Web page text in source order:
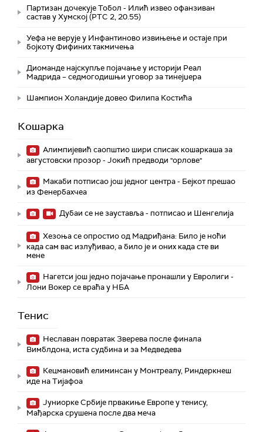
Партизан дочекује Тобол - Илић извео офанзиван
састав у Хумској (РТС 2, 20.55)
Уефа не верује у Инфантиново извињење и остаје при
бојкоту Фифиних такмичења
Диоманде најскупље појачање у историји Реал
Мадрида – седмогодишњи уговор за тинејџера
Шампион Холандије довео Филипа Костића
Кошарка
Алимпијевић саопштио шири списак кошаркаша за
августовски прозор - Јокић предводи "орлове"
Макаби потписао још једног центра - Бејкот прешао
из Фенербахчеа
Дубаи се не зауставља - потписао и Шенгелија
Хезоња се опростио од Мадриђана: Било је ноћи
када сам вас излуђивао, а било је и оних када сте ви
мене
Нагетси још једно појачање пронашли у Евролиги -
Лони Вокер се враћа у НБА
Тенис
Неславан повратак Зверева после финала
Вимблдона, иста судбина и за Медведева
Кецмановић елиминсан у Монтреалу, Риндеркнеш
иде на Тијафоа
Јуниорке Србије првакиње Европе у тенису,
Мађарска срушена после два меча